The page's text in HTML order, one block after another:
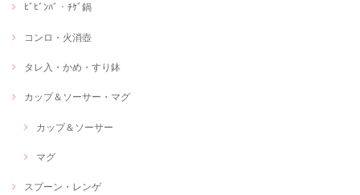
ﾋﾞﾋﾞﾝﾊﾞ・ﾁｹﾞ鍋
コンロ・火消壺
タレ入・かめ・すり鉢
カップ＆ソーサー・マグ
カップ＆ソーサー
マグ
スプーン・レンゲ